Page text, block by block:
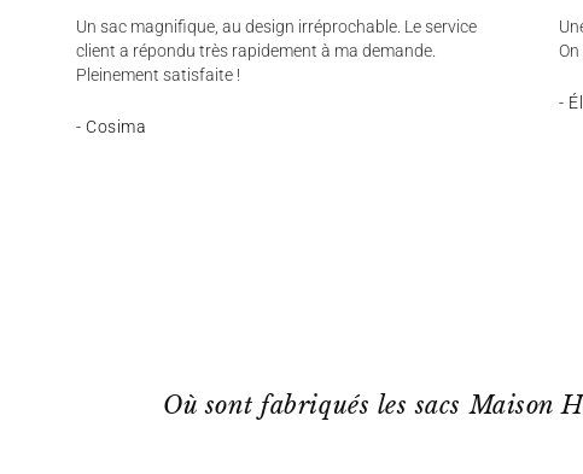
Un sac magnifique, au design irréprochable. Le service
client a répondu très rapidement à ma demande.
Pleinement satisfaite !
- Cosima
-
Où sont fabriqués les sacs Maison